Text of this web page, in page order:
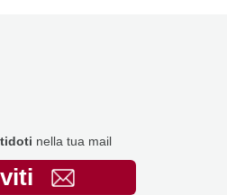
nella tua mail